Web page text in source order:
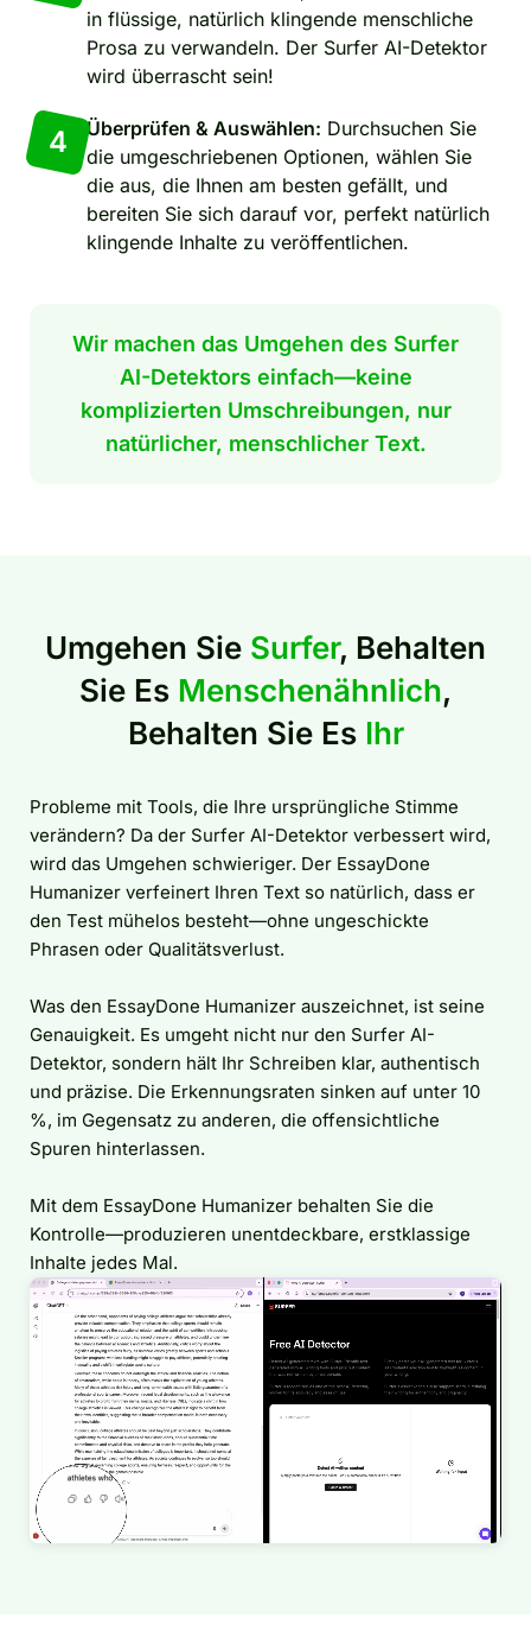
in flüssige, natürlich klingende menschliche
Prosa zu verwandeln. Der Surfer AI-Detektor
wird überrascht sein!
4 Überprüfen & Auswählen: Durchsuchen Sie
die umgeschriebenen Optionen, wählen Sie
die aus, die Ihnen am besten gefällt, und
bereiten Sie sich darauf vor, perfekt natürlich
klingende Inhalte zu veröffentlichen.
Wir machen das Umgehen des Surfer
AI-Detektors einfach—keine
komplizierten Umschreibungen, nur
natürlicher, menschlicher Text.
Umgehen Sie Surfer, Behalten
Sie Es Menschenähnlich,
Behalten Sie Es Ihr
Probleme mit Tools, die Ihre ursprüngliche Stimme
verändern? Da der Surfer AI-Detektor verbessert wird,
wird das Umgehen schwieriger. Der EssayDone
Humanizer verfeinert Ihren Text so natürlich, dass er
den Test mühelos besteht—ohne ungeschickte
Phrasen oder Qualitätsverlust.
Was den EssayDone Humanizer auszeichnet, ist seine
Genauigkeit. Es umgeht nicht nur den Surfer AI-
Detektor, sondern hält Ihr Schreiben klar, authentisch
und präzise. Die Erkennungsraten sinken auf unter 10
%, im Gegensatz zu anderen, die offensichtliche
Spuren hinterlassen.
Mit dem EssayDone Humanizer behalten Sie die
Kontrolle—produzieren unentdeckbare, erstklassige
Inhalte jedes Mal.